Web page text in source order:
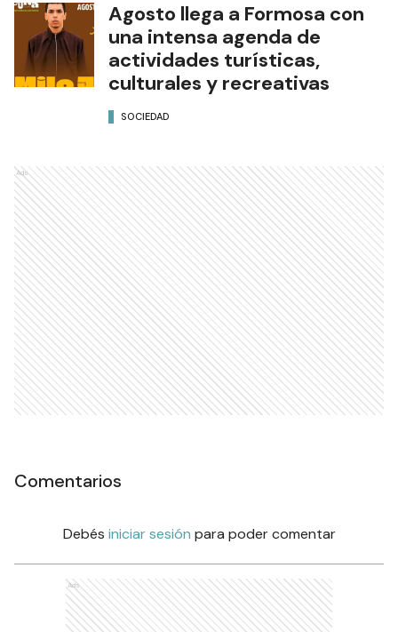
Agosto llega a Formosa con
una intensa agenda de
actividades turísticas,
culturales y recreativas
SOCIEDAD
Ads
Comentarios
Debés iniciar sesión para poder comentar
Ads